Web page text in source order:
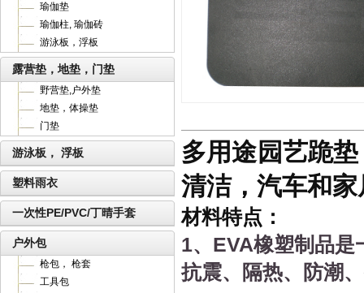
瑜伽垫
瑜伽柱, 瑜伽砖
游泳板，浮板
露营垫，地垫，门垫
野营垫,户外垫
地垫，体操垫
门垫
游泳板， 浮板
塑料雨衣
一次性PE/PVC/丁晴手套
户外包
枪包， 枪套
工具包
多用途园艺跪
清洁，汽车和
材料特点：
1、 EVA橡塑制品是
抗震、隔热、防潮